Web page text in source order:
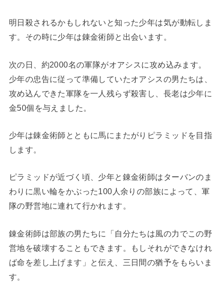
明日殺されるかもしれないと知った少年は気が動転しま
す。その時に少年は錬金術師と出会います。
次の日、約2000名の軍隊がオアシスに攻め込みます。
少年の忠告に従って準備していたオアシスの男たちは、
攻め込んできた軍隊を一人残らず殺害し、長老は少年に
金50個を与えました。
少年は錬金術師とともに馬にまたがりピラミッドを目指
します。
ピラミッドが近づく頃、少年と錬金術師はターバンのま
わりに黒い輪をかぶった100人余りの部族によって、軍
隊の野営地に連れて行かれます。
錬金術師は部族の男たちに「自分たちは風の力でこの野
営地を破壊することもできます。もしそれができなけれ
ば命を差し上げます」と伝え、三日間の猶予をもらいま
す。